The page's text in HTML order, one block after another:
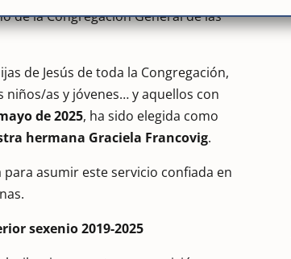
de la Congregación General de las
de Jesús de toda la Congregación,
niños/as y jóvenes… y aquellos con
de 2025, ha sido elegida como
hermana Graciela Francovig.
asumir este servicio confiada en
sexenio 2019-2025